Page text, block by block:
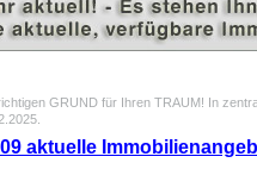
GRUND für Ihren TRAUM! In
aktuelle